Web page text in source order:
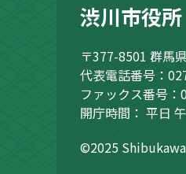
渋川市役所
〒377-8501 群馬
代表電話番号：
ファックス番号
開庁時間： 平日
©2025